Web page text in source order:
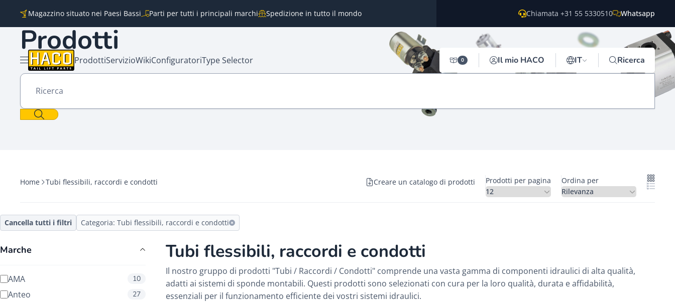
Magazzino situato nei Paesi Bassi Parti per tutti i principali marchi Spedizione in tutto il mondo Chiamata +31 55 5330510 Whatsapp
Aprire il menu
ProdottiServizioWikiConfiguratoriType Selector 0 Il mio HACO IT Ricerca
Prodotti
Ricerca
Home Tubi flessibili, raccordi e condotti Creare un catalogo di prodotti Prodotti per pagina Ordina per
Cancella tutti i filtri Categoria: Tubi flessibili, raccordi e condotti
Marche
AMA 10
Anteo 27
Tubi flessibili, raccordi e condotti
Il nostro gruppo di prodotti "Tubi / Raccordi / Condotti" comprende una vasta gamma di componenti idraulici di alta qualità,
adatti ai sistemi di sponde montabili. Questi prodotti sono selezionati con cura per la loro qualità, durata e affidabilità,
essenziali per il funzionamento efficiente dei vostri sistemi idraulici.